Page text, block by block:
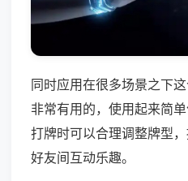
同时应用在很多场景之下
非常有用的，使用起来简
打牌时可以合理调整牌型
好友间互动乐趣。